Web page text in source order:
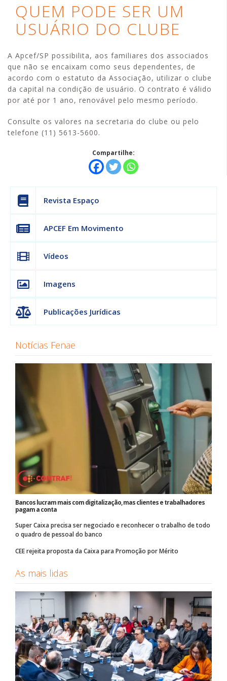
QUEM PODE SER UM
USUÁRIO DO CLUBE
A Apcef/SP possibilita, aos familiares dos associados
que não se encaixam como seus dependentes, de
acordo com o estatuto da Associação, utilizar o clube
da capital na condição de usuário. O contrato é válido
por até por 1 ano, renovável pelo mesmo período.
Consulte os valores na secretaria do clube ou pelo
telefone (11) 5613-5600.
Compartilhe:
Revista Espaço
APCEF Em Movimento
Vídeos
Imagens
Publicações Jurídicas
Notícias Fenae
Bancos lucram mais com digitalização, mas clientes e trabalhadores
pagam a conta
Super Caixa precisa ser negociado e reconhecer o trabalho de todo
o quadro de pessoal do banco
CEE rejeita proposta da Caixa para Promoção por Mérito
As mais lidas